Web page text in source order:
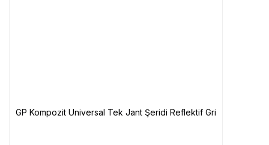
GP Kompozit Universal Tek Jant Şeridi Reflektif Gri